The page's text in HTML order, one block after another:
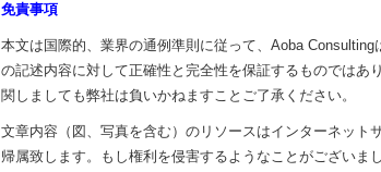
免責事項
本文は国際的、業界の通例準則に従って、Aoba
の記述内容に対して正確性と完全性を保証するものではあ
関しましても弊社は負いかねますことご了承ください。
文章内容（図、写真を含む）のリソースはインターネット
帰属致します。もし権利を侵害するようなことがござい